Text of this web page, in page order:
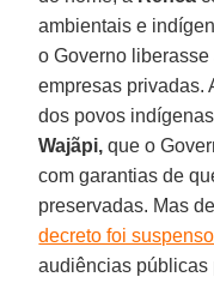
ambientais e
o Governo
empresas privadas.
dos povos
Wajãpi, que o
com garantias de
preservadas. Mas
decreto foi suspenso
audiências públicas